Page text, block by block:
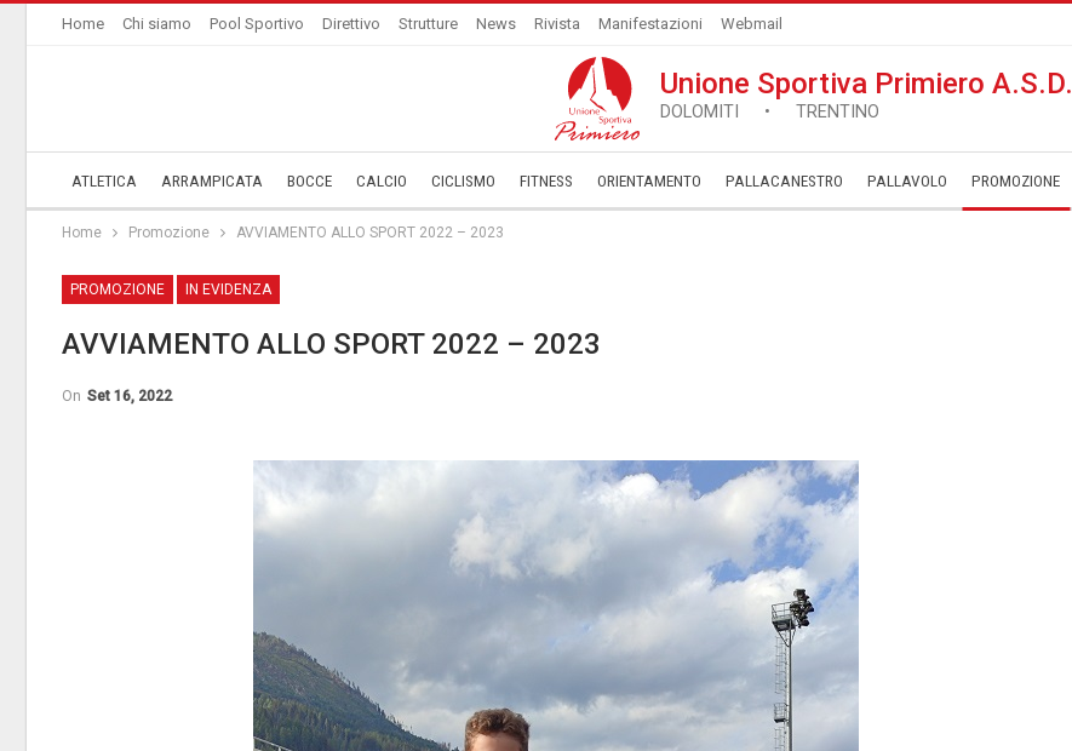
Home Chi siamo Pool Sportivo Direttivo Strutture News Rivista Manifestazioni Webmail
Unione Sportiva Primiero A.S.D.
DOLOMITI • TRENTINO
ATLETICA ARRAMPICATA BOCCE CALCIO CICLISMO FITNESS ORIENTAMENTO PALLACANESTRO PALLAVOLO ­PROMOZIONE
Home ­Promozione AVVIAMENTO ALLO SPORT 2022 – 2023
­PROMOZIONE IN EVIDENZA
AVVIAMENTO ALLO SPORT 2022 – 2023
On Set 16, 2022